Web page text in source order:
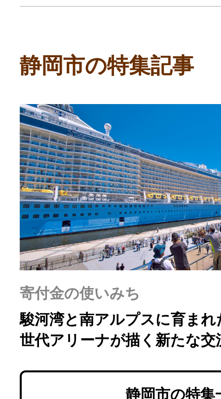
副業・パラレルワーカー
個人事業主・フリーラン
個人事業・フリーランス
ふるさと納税の基礎知識
10秒ぴったり診断
はじめるバイブルとは
よくあるご質問
静岡市の特集記事
寄付金の使いみち
駿河湾と南アルプスに育ま
世代アリーナが描く新たな交
静岡市の特集